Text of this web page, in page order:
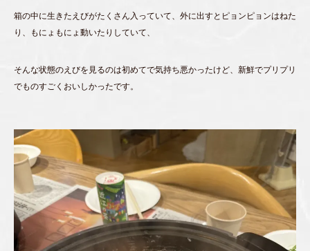
箱の中に生きたえびがたくさん入っていて、外に出すとピョンピョンはねた
り、もにょもにょ動いたりしていて、
そんな状態のえびを見るのは初めてで気持ち悪かったけど、新鮮でプリプリ
でものすごくおいしかったです。